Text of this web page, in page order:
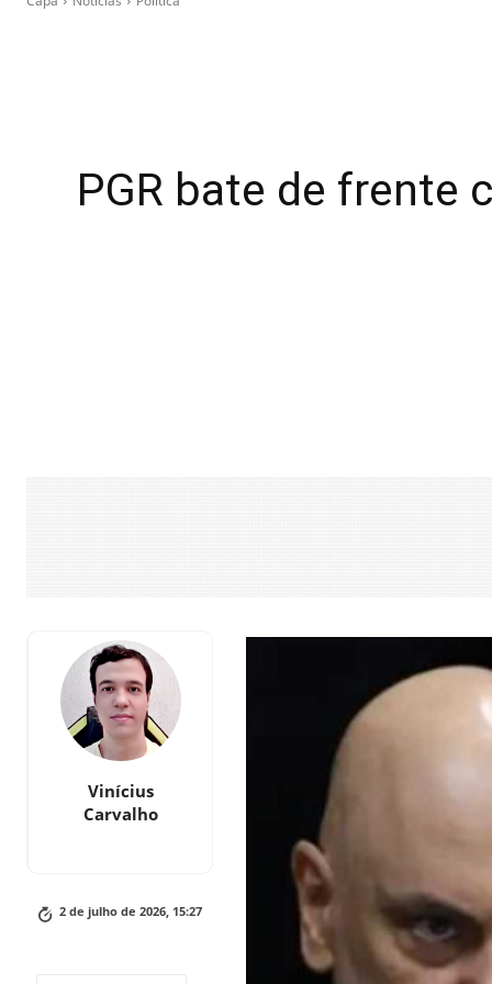
PGR bate de frente
Vinícius
Carvalho
2 de julho de 2026, 15:27